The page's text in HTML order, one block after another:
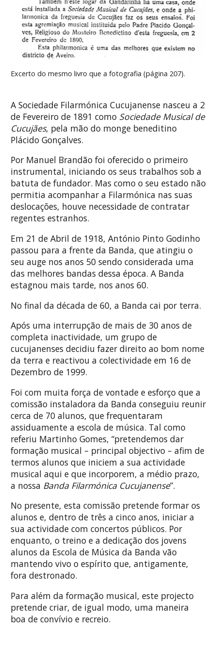
Excerto do mesmo livro que a fotografia (página 207).
A Sociedade Filarmónica Cucujanense nasceu a 2
de Fevereiro de 1891 como Sociedade Musical de
Cucujães, pela mão do monge beneditino
Plácido Gonçalves.
Por Manuel Brandão foi oferecido o primeiro
instrumental, iniciando os seus trabalhos sob a
batuta de fundador. Mas como o seu estado não
permitia acompanhar a Filarmónica nas suas
deslocações, houve necessidade de contratar
regentes estranhos.
Em 21 de Abril de 1918, António Pinto Godinho
passou para a frente da Banda, que atingiu o
seu auge nos anos 50 sendo considerada uma
das melhores bandas dessa época. A Banda
estagnou mais tarde, nos anos 60.
No final da década de 60, a Banda cai por terra.
Após uma interrupção de mais de 30 anos de
completa inactividade, um grupo de
cucujanenses decidiu fazer direito ao bom nome
da terra e reactivou a colectividade em 16 de
Dezembro de 1999.
Foi com muita força de vontade e esforço que a
comissão instaladora da Banda conseguiu reunir
cerca de 70 alunos, que frequentaram
assiduamente a escola de música. Tal como
referiu Martinho Gomes, “pretendemos dar
formação musical – principal objectivo – afim de
termos alunos que iniciem a sua actividade
musical aqui e que incorporem, a médio prazo,
a nossa Banda Filarmónica Cucujanense”.
No presente, esta comissão pretende formar os
alunos e, dentro de três a cinco anos, iniciar a
sua actividade com concertos públicos. Por
enquanto, o treino e a dedicação dos jovens
alunos da Escola de Música da Banda vão
mantendo vivo o espírito que, antigamente,
fora destronado.
Para além da formação musical, este projecto
pretende criar, de igual modo, uma maneira
boa de convívio e recreio.